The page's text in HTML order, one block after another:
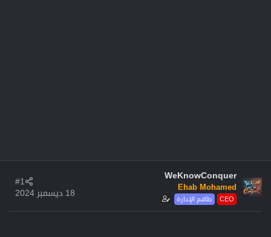
WeKnowConquer
Ehab Mohamed
طاقم الإدارة CEO
18 ديسمبر 2024
#1